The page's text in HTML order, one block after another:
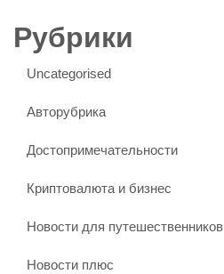
Рубрики
Uncategorised
Авторубрика
Достопримечательности
Криптовалюта и бизнес
Новости для путешественников
Новости плюс